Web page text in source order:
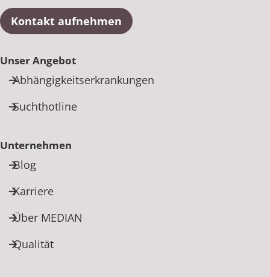
Kontakt aufnehmen
Unser Angebot
Abhängigkeitserkrankungen
Suchthotline
Unternehmen
Blog
Karriere
Über MEDIAN
Qualität